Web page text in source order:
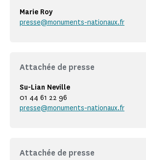
Marie Roy
presse@monuments-nationaux.fr
Attachée de presse
Su-Lian Neville
01 44 61 22 96
presse@monuments-nationaux.fr
Attachée de presse